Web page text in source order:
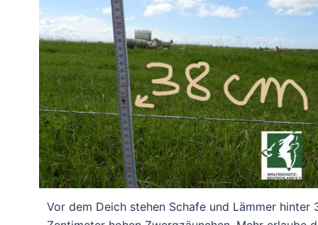
Vor dem Deich stehen Schafe und Lämmer hinter